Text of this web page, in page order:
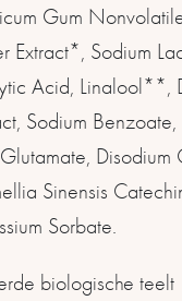
Gum
Extract*, Sodium
Acid, Linalool**,
Sodium
Disodium
Sinensis
Sorbate.
biologische teelt